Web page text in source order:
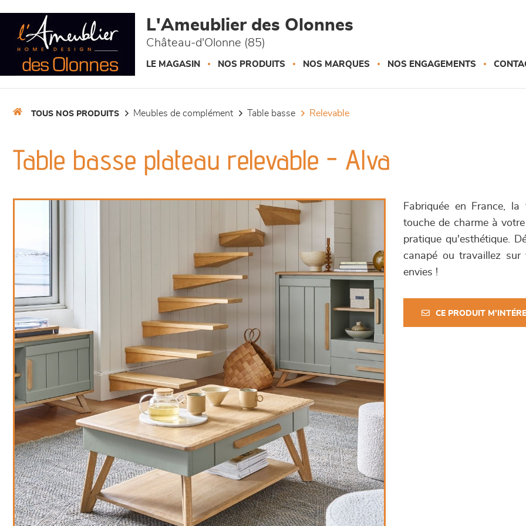
L'Ameublier des Olonnes
Château-d'Olonne (85)
LE MAGASIN NOS PRODUITS NOS MARQUES NOS ENGAGEMENTS
TOUS NOS PRODUITS meubles de complément table basse relevable
Table basse plateau relevable - Alva
Fabriquée en France,
touche de charme à
pratique qu'esthétique.
canapé ou travaillez
envies !
CE PRODUIT